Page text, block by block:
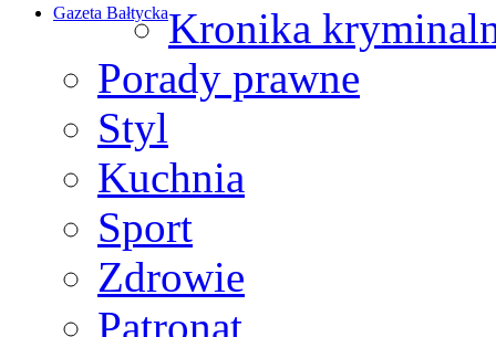
Gazeta BałtyckaKronika
Porady prawne
Styl
Kuchnia
Sport
Zdrowie
Patronat